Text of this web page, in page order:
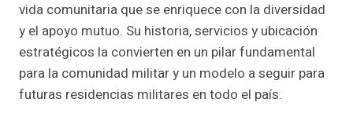
vida comunitaria que se enriquece con la diversidad
y el apoyo mutuo. Su historia, servicios y ubicación
estratégicos la convierten en un pilar fundamental
para la comunidad militar y un modelo a seguir para
futuras residencias militares en todo el país.